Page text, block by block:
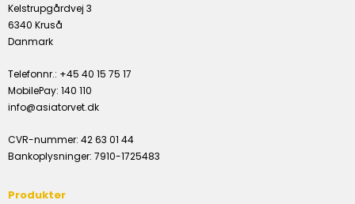
Kelstrupgårdvej 3
6340 Kruså
Danmark
Telefonnr.: +45 40 15 75 17
MobilePay: 140 110
info@asiatorvet.dk
CVR-nummer: 42 63 01 44
Bankoplysninger: 7910-1725483
Produkter